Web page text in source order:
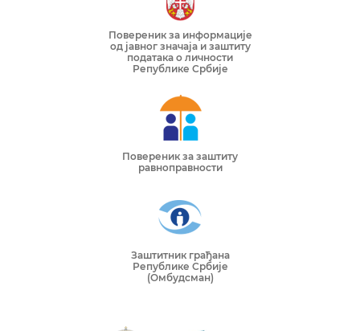
Повереник за информације
од јавног значаја и заштиту
података о личности
Републике Србије
Повереник за заштиту
равноправности
Заштитник грађана
Републике Србије
(Омбудсман)